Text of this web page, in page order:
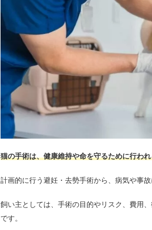
猫の手術は、健康維持や命を守るために行わ
計画的に行う避妊・去勢手術から、病気や事
飼い主としては、手術の目的やリスク、費用
です。